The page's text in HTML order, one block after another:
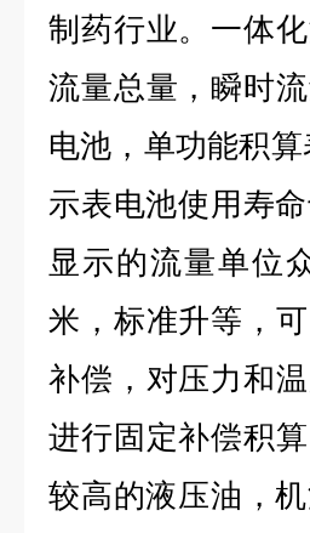
制药行业。一体
流量总量，瞬时
电池，单功能积
示表电池使用寿
显示的流量单位
米，标准升等，
补偿，对压力和
进行固定补偿积
较高的液压油，